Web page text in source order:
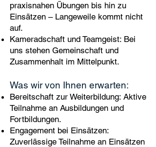
praxisnahen Übungen bis hin zu
Einsätzen – Langeweile kommt nicht
auf.
Kameradschaft und Teamgeist: Bei
uns stehen Gemeinschaft und
Zusammenhalt im Mittelpunkt.
Was wir von Ihnen erwarten:
Bereitschaft zur Weiterbildung: Aktive
Teilnahme an Ausbildungen und
Fortbildungen.
Engagement bei Einsätzen:
Zuverlässige Teilnahme an Einsätzen